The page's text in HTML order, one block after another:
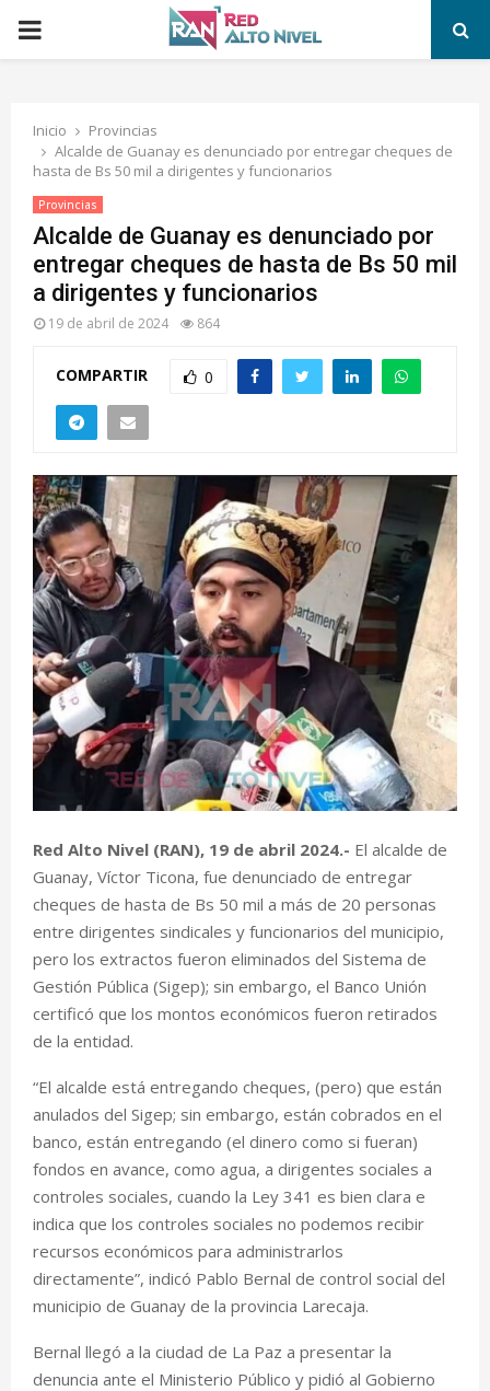
PRIMARY
Inicio
Provincias
Alcalde de Guanay es denunciado por entregar cheques de
hasta de Bs 50 mil a dirigentes y funcionarios
Provincias
Alcalde de Guanay es denunciado por
entregar cheques de hasta de Bs 50 mil
a dirigentes y funcionarios
19 de abril de 2024 864
COMPARTIR 0
Red Alto Nivel (RAN), 19 de abril 2024.- El alcalde de
Guanay, Víctor Ticona, fue denunciado de entregar
cheques de hasta de Bs 50 mil a más de 20 personas
entre dirigentes sindicales y funcionarios del municipio,
pero los extractos fueron eliminados del Sistema de
Gestión Pública (Sigep); sin embargo, el Banco Unión
certificó que los montos económicos fueron retirados
de la entidad.
“El alcalde está entregando cheques, (pero) que están
anulados del Sigep; sin embargo, están cobrados en el
banco, están entregando (el dinero como si fueran)
fondos en avance, como agua, a dirigentes sociales a
controles sociales, cuando la Ley 341 es bien clara e
indica que los controles sociales no podemos recibir
recursos económicos para administrarlos
directamente”, indicó Pablo Bernal de control social del
municipio de Guanay de la provincia Larecaja.
Bernal llegó a la ciudad de La Paz a presentar la
denuncia ante el Ministerio Público y pidió al Gobierno